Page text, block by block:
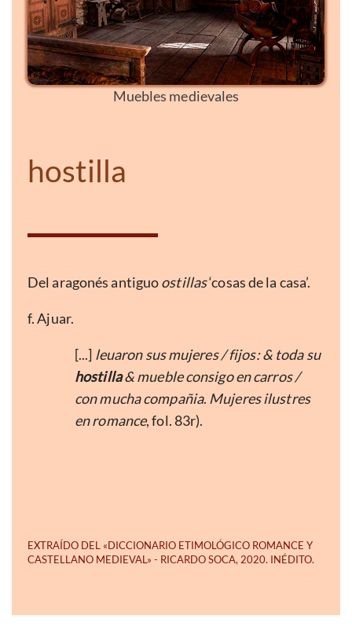
Muebles medievales
hostilla
Del aragonés antiguoostillas‘cosas de la casa’.
f. Ajuar.
[...] leuaron sus mujeres / fijos: & toda su
hostilla& mueble consigo en carros /
con mucha compañia. Mujeres ilustres
en romance, fol. 83r).